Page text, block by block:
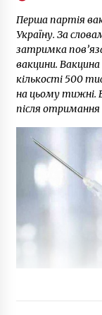
Перша партія
Україну. За
затримка
вакцини. Вакцина
кількості 500
на цьому тижні.
після отримання